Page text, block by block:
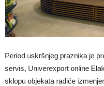
Period uskršnjeg praznika je
servis, Univerexport online
sklopu objekata radiće